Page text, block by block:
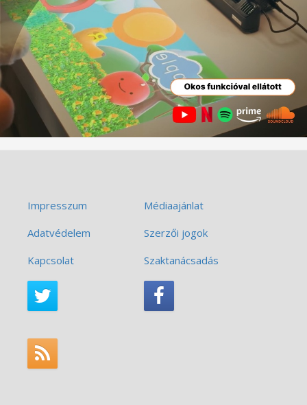
Impresszum
Médiaajánlat
Adatvédelem
Szerzői jogok
Kapcsolat
Szaktanácsadás